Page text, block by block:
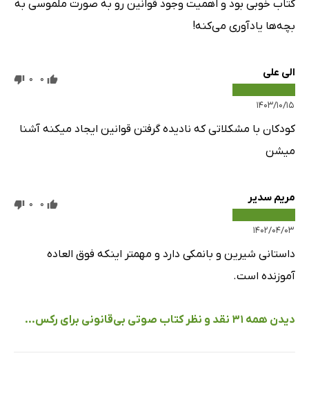
کتاب خوبی بود و اهمیت وجود قوانین رو به صورت ملموسی به
بچه‌ها یادآوری می‌کنه!
الی علی
۱۴۰۳/۱۰/۱۵
0
0
کودکان با مشکلاتی که نادیده گرفتن قوانین ایجاد میکنه آشنا
میشن
مریم سدیر
۱۴۰۲/۰۴/۰۳
0
0
داستانی شیرین و بانمکی دارد و مهمتر اینکه فوق العاده
آموزنده است.
دیدن همه 31 نقد و نظر کتاب صوتی بی‌قانونی برای رکس...